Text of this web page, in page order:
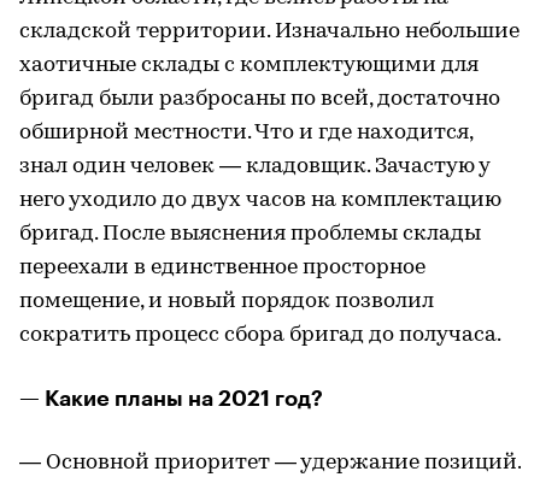
складской территории. Изначально небольшие
хаотичные склады с комплектующими для
бригад были разбросаны по всей, достаточно
обширной местности. Что и где находится,
знал один человек — кладовщик. Зачастую у
него уходило до двух часов на комплектацию
бригад. После выяснения проблемы склады
переехали в единственное просторное
помещение, и новый порядок позволил
сократить процесс сбора бригад до получаса.
— Какие планы на 2021 год?
— Основной приоритет — удержание позиций.